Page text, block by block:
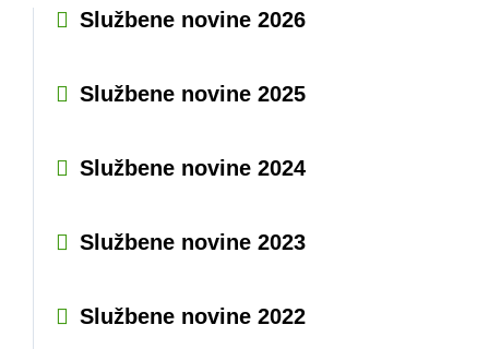
MJESTA
KONTAKT
Službene novine 2026
Službene novine 2025
Službene novine 2024
Službene novine 2023
Službene novine 2022